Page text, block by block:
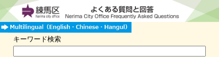
キーワード検索